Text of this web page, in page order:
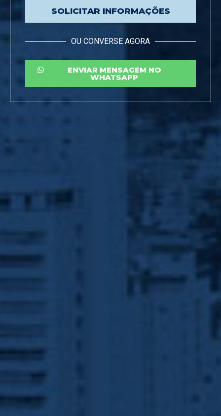
SOLICITAR INFORMAÇÕES
OU CONVERSE AGORA
ENVIAR MENSAGEM NO
WHATSAPP